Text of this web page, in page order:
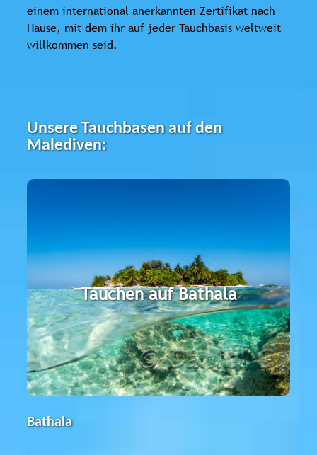
einem international anerkannten Zertifikat nach
Hause, mit dem ihr auf jeder Tauchbasis weltweit
willkommen seid.
Unsere Tauchbasen auf den
Malediven:
Tauchen auf Bathala
Bathala
Die Tauchbasis liegt direkt am Strand der
Barfuß-Insel im Nord-Ari-Atoll. Bereits
während der Anfängertauchkurse, gibt es
jede Menge zu sehen.
Bathala